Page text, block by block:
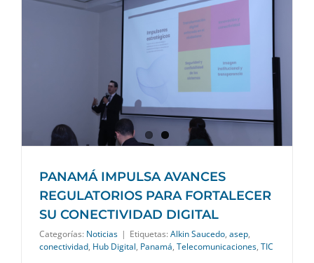
PANAMÁ IMPULSA AVANCES
REGULATORIOS PARA FORTALECER
SU CONECTIVIDAD DIGITAL
Categorías: Noticias | Etiquetas: Alkin Saucedo, asep,
conectividad, Hub Digital, Panamá, Telecomunicaciones, TIC